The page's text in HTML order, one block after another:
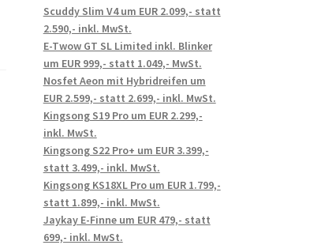
Scuddy Slim V4 um EUR 2.099,- statt
2.590,- inkl. MwSt.
E-Twow GT SL Limited inkl. Blinker
um EUR 999,- statt 1.049,- MwSt.
Nosfet Aeon mit Hybridreifen um
EUR 2.599,- statt 2.699,- inkl. MwSt.
Kingsong S19 Pro um EUR 2.299,-
inkl. MwSt.
Kingsong S22 Pro+ um EUR 3.399,-
statt 3.499,- inkl. MwSt.
Kingsong KS18XL Pro um EUR 1.799,-
statt 1.899,- inkl. MwSt.
Jaykay E-Finne um EUR 479,- statt
699,- inkl. MwSt.